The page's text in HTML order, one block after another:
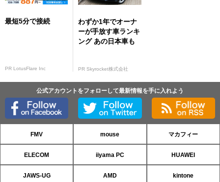
最短5分で接続
PR LotusFlare Inc
わずか1年でオーナ
ーが手放す車ランキ
ング あの日本車も
PR Skyrocket株式会社
公式アカウントをフォローして最新情報を手に入れよう
FMV mouse マカフィー
ELECOM iiyama PC HUAWEI
JAWS-UG AMD kintone